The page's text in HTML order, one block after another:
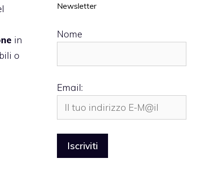
in
o
Newsletter
Nome
Email: